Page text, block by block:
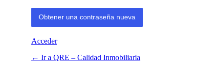
Acceder
← Ir a QRE – Calidad Inmobiliaria